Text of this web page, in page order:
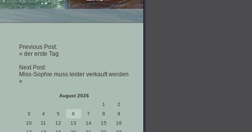
Previous Post:
« der erste Tag
Next Post:
Miss-Sophie muss leider verkauft werden
»
August 2026
1
2
3
4 5 6 7 8
9
10
11 12 13 14 15
16